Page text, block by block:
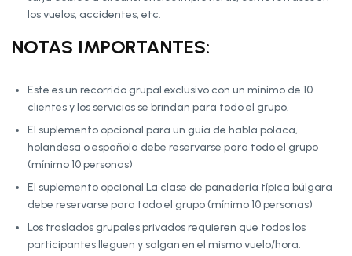
los vuelos, accidentes, etc.
NOTAS IMPORTANTES:
Este es un recorrido grupal exclusivo con un mínimo de 10
clientes y los servicios se brindan para todo el grupo.
El suplemento opcional para un guía de habla polaca,
holandesa o española debe reservarse para todo el grupo
(mínimo 10 personas)
El suplemento opcional La clase de panadería típica búlgara
debe reservarse para todo el grupo (mínimo 10 personas)
Los traslados grupales privados requieren que todos los
participantes lleguen y salgan en el mismo vuelo/hora.